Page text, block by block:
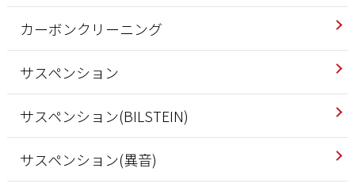
カーボンクリーニング
サスペンション
サスペンション(BILSTEIN)
サスペンション(異音)